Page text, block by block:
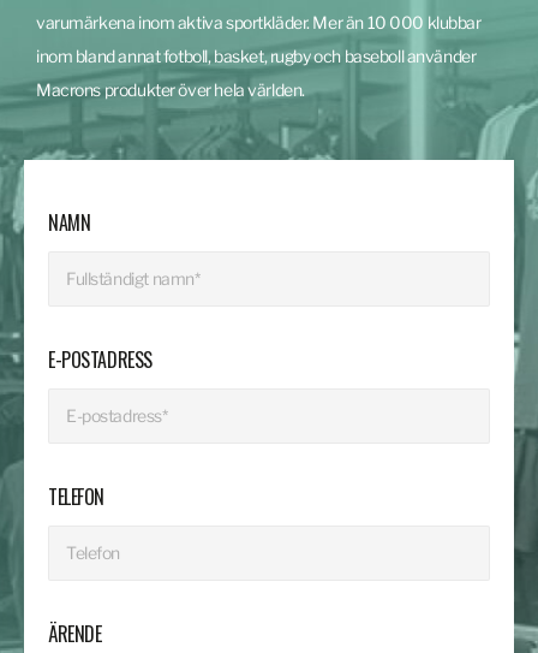
varumärkena inom aktiva sportkläder. Mer än 10 000 klubbar
inom bland annat fotboll, basket, rugby och baseboll använder
Macrons produkter över hela världen.
NAMN
E-POSTADRESS
TELEFON
ÄRENDE